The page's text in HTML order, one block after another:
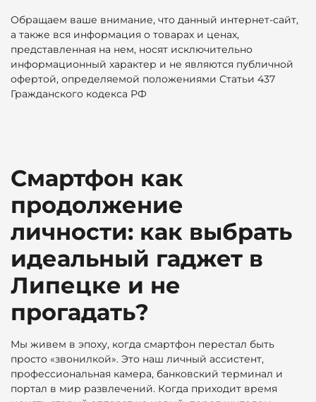
Обращаем ваше внимание, что данный интернет-сайт,
а также вся информация о товарах и ценах,
представленная на нем, носят исключительно
информационный характер и не являются публичной
офертой, определяемой положениями Статьи 437
Гражданского кодекса РФ
Смартфон как
продолжение
личности: как выбрать
идеальный гаджет в
Липецке и не
прогадать?
Мы живем в эпоху, когда смартфон перестал быть
просто «звонилкой». Это наш личный ассистент,
профессиональная камера, банковский терминал и
портал в мир развлечений. Когда приходит время